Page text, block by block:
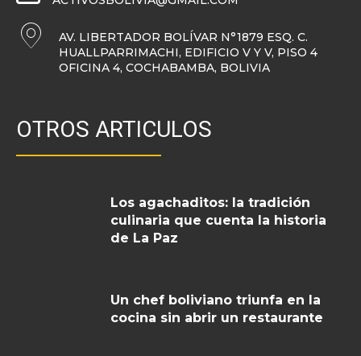
AV. LIBERTADOR BOLÍVAR N°1879 ESQ. C.
HUALLPARRIMACHI, EDIFICIO V Y V, PISO 4
OFICINA 4, COCHABAMBA, BOLIVIA
OTROS ARTICULOS
Los agachaditos: la tradición
culinaria que cuenta la historia
de La Paz
Un chef boliviano triunfa en la
cocina sin abrir un restaurante